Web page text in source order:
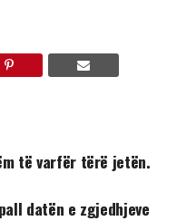
të varfër tërë jetën.
datën e zgjedhjeve